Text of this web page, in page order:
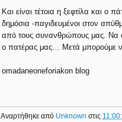
Και είναι τέτοια η ξεφτίλα και
δημόσια -παγιδευμένοι στον
από τους συνανθρώπους μας. Να
ο πατέρας μας… Μετά μπορούμε
omadaneoneforiakon blog
Αναρτήθηκε από Unknownστις